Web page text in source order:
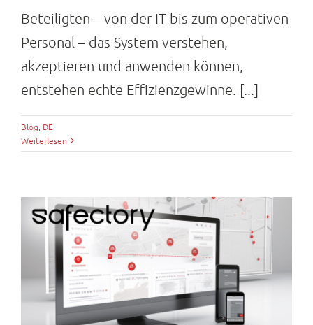
Beteiligten – von der IT bis zum operativen
Personal – das System verstehen,
akzeptieren und anwenden können,
entstehen echte Effizienzgewinne. [...]
Blog DE
Weiterlesen